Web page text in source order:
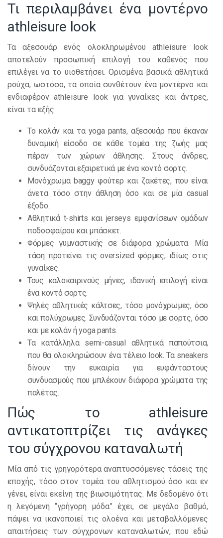
Τι περιλαμβάνει ένα μοντέρνο
athleisure look
Τα αξεσουάρ ενός ολοκληρωμένου athleisure look
αποτελούν προσωπική επιλογή του καθενός που
επιλέγει να το υιοθετήσει. Ορισμένα βασικά αθλητικά
ρούχα, ωστόσο, τα οποία συνθέτουν ένα μοντέρνο και
ενδιαφέρον athleisure look για γυναίκες και άντρες,
είναι τα εξής:
Το κολάν και τα yoga pants, αξεσουάρ που έκαναν
δυναμική είσοδο σε κάθε τομέα της ζωής μας
πέραν των χώρων άθλησης. Στους άνδρες,
συνδυάζονται εξαιρετικά με ένα κοντό σορτς.
Μονόχρωμα baggy φούτερ και ζακέτες, που είναι
άνετα τόσο στην άθληση όσο και σε μία casual
έξοδο.
Αθλητικά t-shirts και jerseys εμφανίσεων ομάδων
ποδοσφαίρου και μπάσκετ.
Φόρμες γυμναστικής σε διάφορα χρώματα. Μία
τάση προτείνει τις oversized φόρμες, ιδίως στις
γυναίκες.
Τους καλοκαιρινούς μήνες, ιδανική επιλογή είναι
ένα κοντό σορτς.
Ψηλές αθλητικές κάλτσες, τόσο μονόχρωμες, όσο
και πολύχρωμες. Συνδυάζονται τόσο με σορτς, όσο
και με κολάν ή yoga pants.
Τα κατάλληλα semi-casual αθλητικά παπούτσια,
που θα ολοκληρώσουν ένα τέλειο look. Τα sneakers
δίνουν την ευκαιρία για ευφάνταστους
συνδυασμούς που μπλέκουν διάφορα χρώματα της
παλέτας.
Πώς το athleisure
αντικατοπτρίζει τις ανάγκες
του σύγχρονου καταναλωτή
Μία από τις γρηγορότερα αναπτυσσόμενες τάσεις της
εποχής, τόσο στον τομέα του αθλητισμού όσο και εν
γένει, είναι εκείνη της βιωσιμότητας. Με δεδομένο ότι
η λεγόμενη “γρήγορη μόδα” έχει, σε μεγάλο βαθμό,
πάψει να ικανοποιεί τις ολοένα και μεταβαλλόμενες
απαιτήσεις των σύγχρονων καταναλωτών, που εδώ